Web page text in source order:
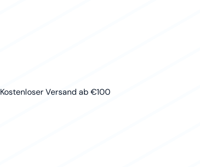
Kostenloser Versand ab €100